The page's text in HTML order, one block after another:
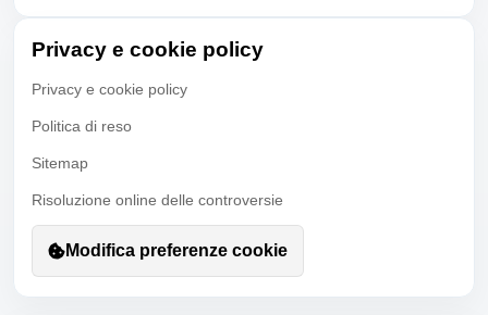
Privacy e cookie policy
Privacy e cookie policy
Politica di reso
Sitemap
Risoluzione online delle controversie
Modifica preferenze cookie